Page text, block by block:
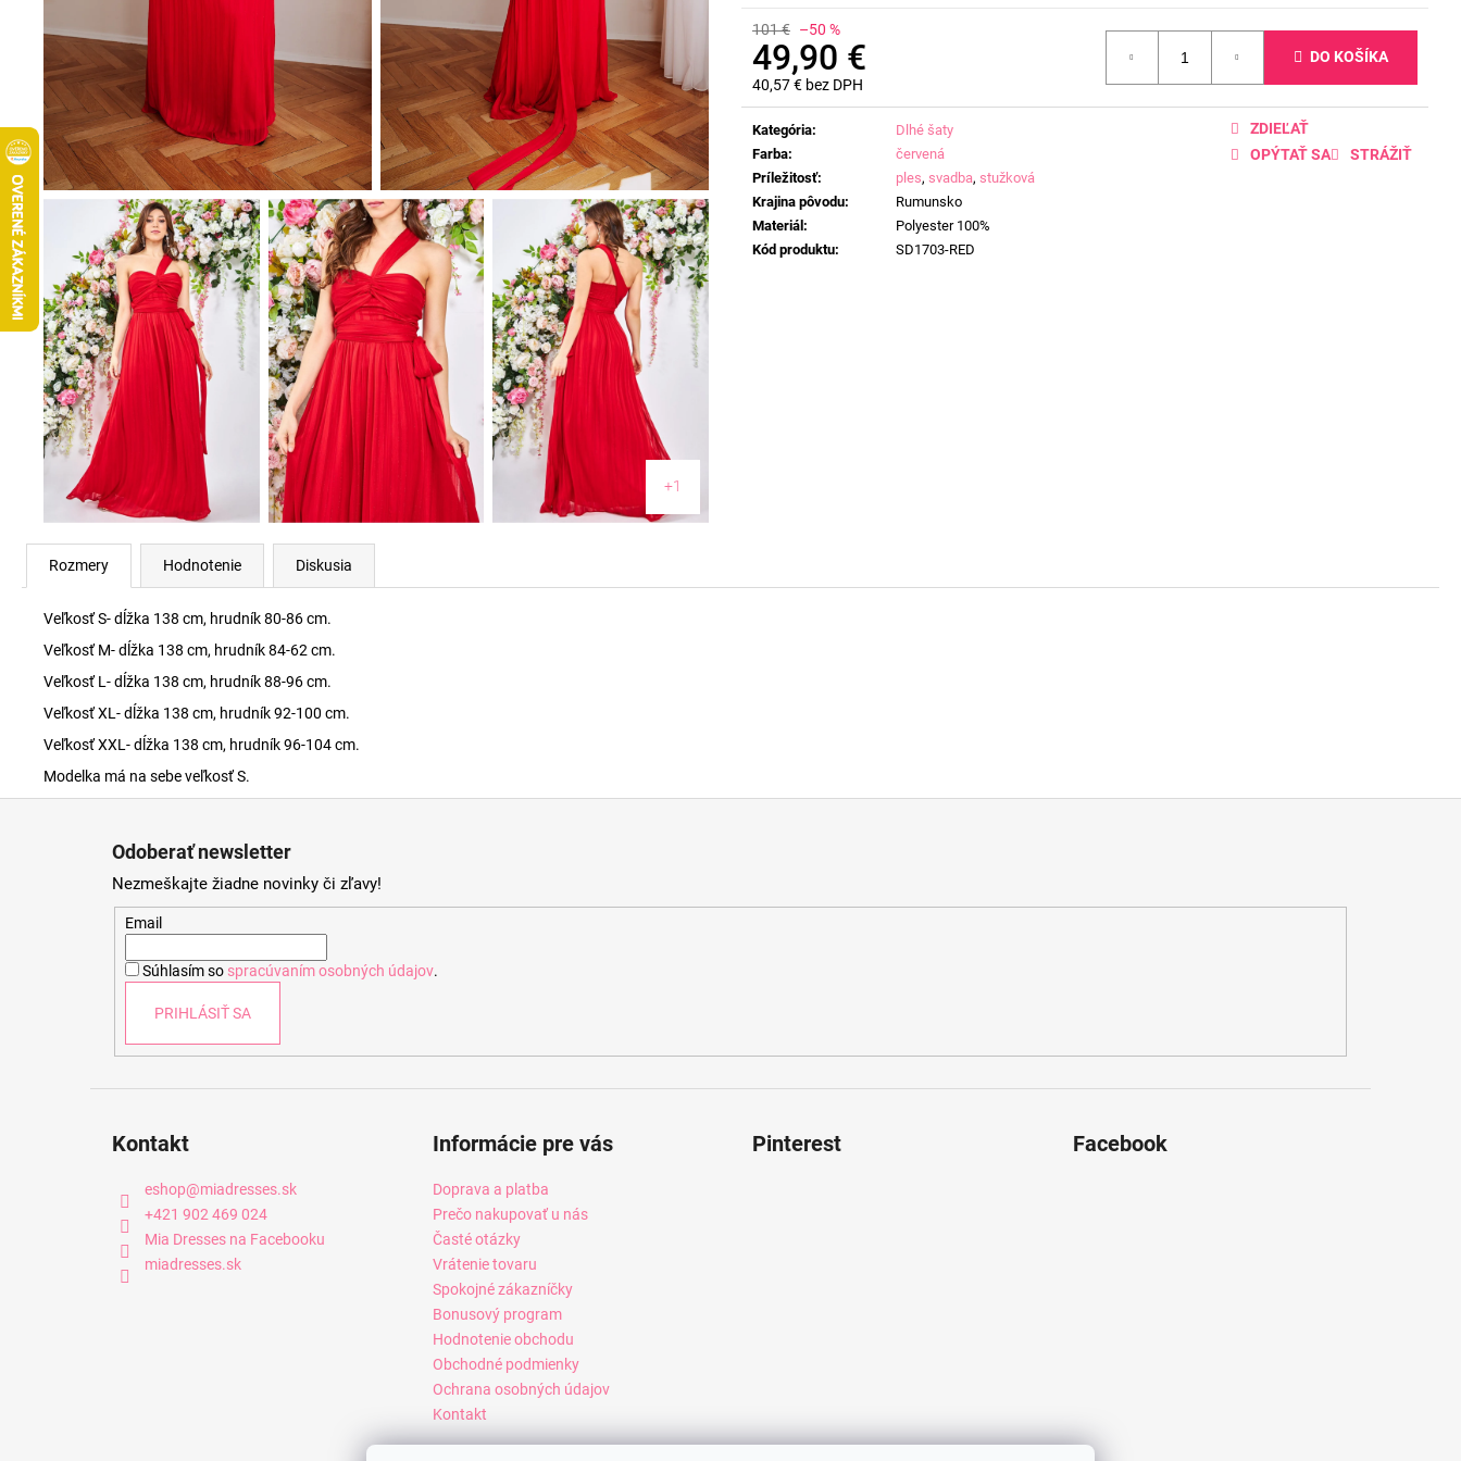
101 € –50 %
49,90 €
40,57 € bez DPH
Jednotková
cena:
DO KOŠÍKA
Kategória:
Dlhé šaty
Farba:
červená
Príležitosť: ples, svadba, stužková
Krajina pôvodu:
Rumunsko
Materiál:
Polyester 100%
Kód produktu: SD1703-RED
OPÝTAŤ SA STRÁŽIŤ
ZDIEĽAŤ
+1
Rozmery Hodnotenie Diskusia
Veľkosť S- dĺžka 138 cm, hrudník 80-86 cm.
Veľkosť M- dĺžka 138 cm, hrudník 84-62 cm.
Veľkosť L- dĺžka 138 cm, hrudník 88-96 cm.
Veľkosť XL- dĺžka 138 cm, hrudník 92-100 cm.
Veľkosť XXL- dĺžka 138 cm, hrudník 96-104 cm.
Modelka má na sebe veľkosť S.
Odoberať newsletter
Nezmeškajte žiadne novinky či zľavy!
Email
Súhlasím so spracúvaním osobných údajov.
PRIHLÁSIŤ SA
Kontakt
eshop@miadresses.sk
+421 902 469 024
Mia Dresses na Facebooku
miadresses.sk
Informácie pre vás
Doprava a platba
Prečo nakupovať u nás
Časté otázky
Vrátenie tovaru
Spokojné zákazníčky
Bonusový program
Hodnotenie obchodu
Obchodné podmienky
Ochrana osobných údajov
Kontakt
Pinterest Facebook